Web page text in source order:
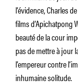
l’évidence, Charles
films d’Apichatpong
beauté de la cour
pas de mettre à jour
l’empereur contre
inhumaine solitude.